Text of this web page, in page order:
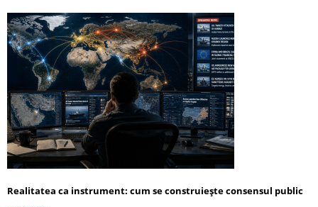
Realitatea ca instrument: cum se construiește consensul public